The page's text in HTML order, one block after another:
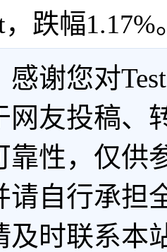
，跌幅1.17%
感谢您对
网友投稿、
靠性，仅供
请自行承担
及时联系本